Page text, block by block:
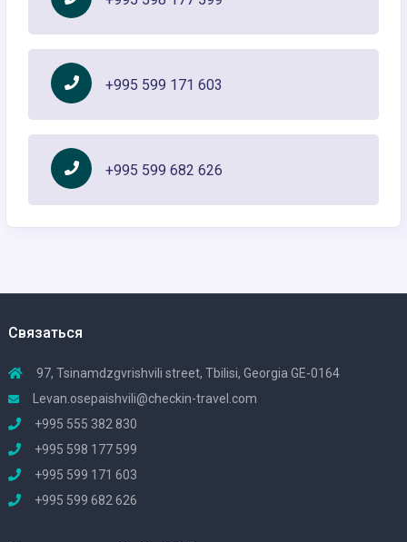
+995 599 171 603
+995 599 682 626
Связаться
97, Tsinamdzgvrishvili street, Tbilisi, Georgia GE-0164
Levan.osepaishvili@checkin-travel.com
+995 555 382 830
+995 598 177 599
+995 599 171 603
+995 599 682 626